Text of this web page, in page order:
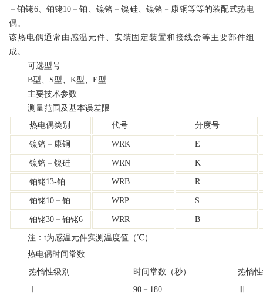
－铂铑6、铂铑10－铂、镍铬－镍硅、镍铬－康铜等等的装配式热电
偶。
该热电偶通常由感温元件、安装固定装置和接线盒等主要部件组
成。
可选型号
B型、S型、K型、E型
主要技术参数
测量范围及基本误差限
热电偶类别
代号 分度号
镍铬－康铜 WRK E
镍铬－镍硅 WRN K
铂铑13-铂 WRB R
铂铑10－铂 WRP S
铂铑30－铂铑6 WRR B
注：t为感温元件实测温度值（℃）
热电偶时间常数
热惰性级别
时间常数（秒）
热惰
Ⅰ
90－180
Ⅲ